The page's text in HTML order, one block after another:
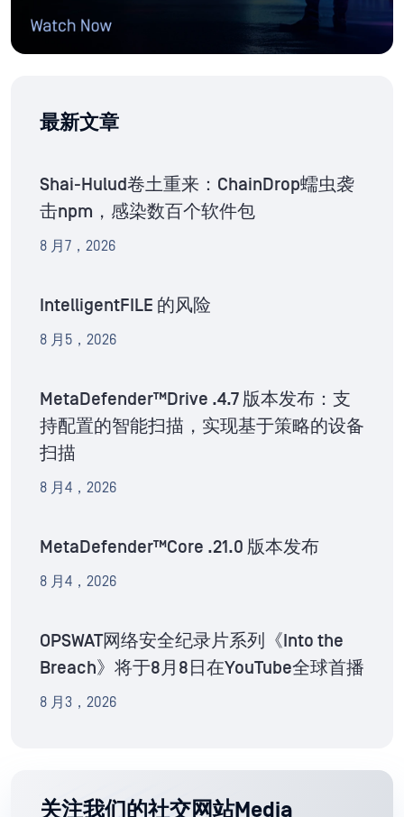
最新文章
Shai-Hulud卷土重来：ChainDrop蠕虫袭
击npm，感染数百个软件包
8 月7，2026
IntelligentFILE 的风险
8 月5，2026
MetaDefender™Drive .4.7 版本发布：支
持配置的智能扫描，实现基于策略的设备
扫描
8 月4，2026
MetaDefender™Core .21.0 版本发布
8 月4，2026
OPSWAT网络安全纪录片系列《Into the
Breach》将于8月8日在YouTube全球首播
8 月3，2026
关注我们的社交网站Media